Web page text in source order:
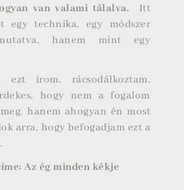
van valami tálalva.
Itt
egy technika, egy módszer
hanem mint egy
ezt írom, rácsodálkoztam,
hogy nem a fogalom
hanem ahogyan én most
arra, hogy befogadjam ezt a
Az ég minden kékje